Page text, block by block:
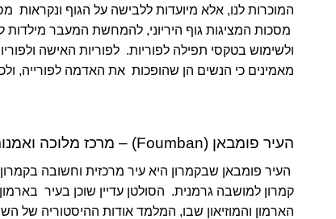
המוכרות לנו, אלא מיועדות ללבישה על הגוף ונקראות
מסכות המציגות גוף היריוני, להמחשת המעבר מילדות
ולשימוש בטקסי תפילה לפוריות. לפוריות האישה
מאמינים כי הנשים הן שהופכות את האדמה לפורייה,
העיר פומבאן (Foumban) – מרכז מלוכה
הארמון והמוזיאון שבו, המלמד אודות ההיסטוריה של